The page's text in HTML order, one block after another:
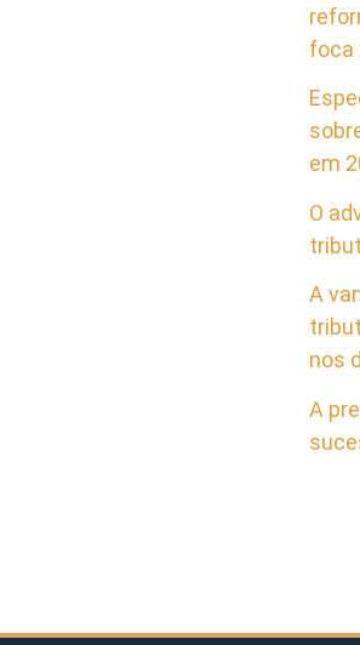
foca
em
O
A
nos
A